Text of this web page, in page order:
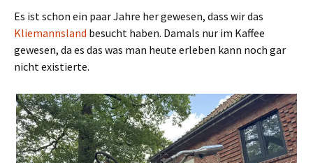
Es ist schon ein paar Jahre her gewesen, dass wir das
Kliemannsland besucht haben. Damals nur im Kaffee
gewesen, da es das was man heute erleben kann noch gar
nicht existierte.